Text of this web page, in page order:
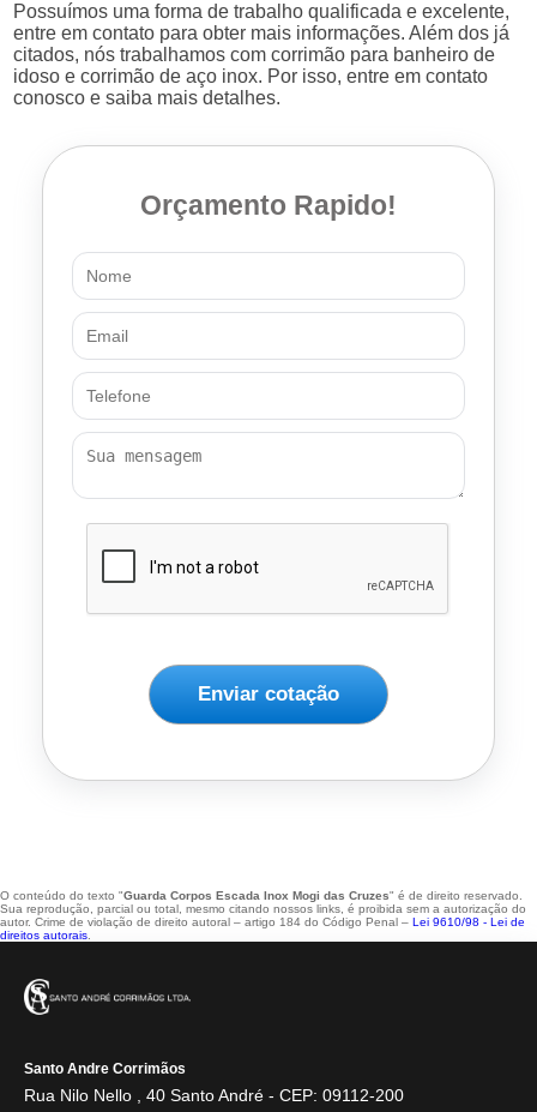
Possuímos uma forma de trabalho qualificada e excelente,
entre em contato para obter mais informações. Além dos já
citados, nós trabalhamos com corrimão para banheiro de
idoso e corrimão de aço inox. Por isso, entre em contato
conosco e saiba mais detalhes.
Orçamento Rapido!
Enviar cotação
O conteúdo do texto "Guarda Corpos Escada Inox Mogi das Cruzes" é de direito reservado.
Sua reprodução, parcial ou total, mesmo citando nossos links, é proibida sem a autorização do
autor. Crime de violação de direito autoral – artigo 184 do Código Penal – Lei 9610/98 - Lei de
direitos autorais
Santo Andre Corrimãos
Rua Nilo Nello , 40 Santo André - CEP: 09112-200